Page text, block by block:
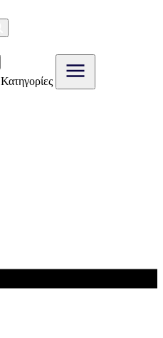
Κατηγορίες